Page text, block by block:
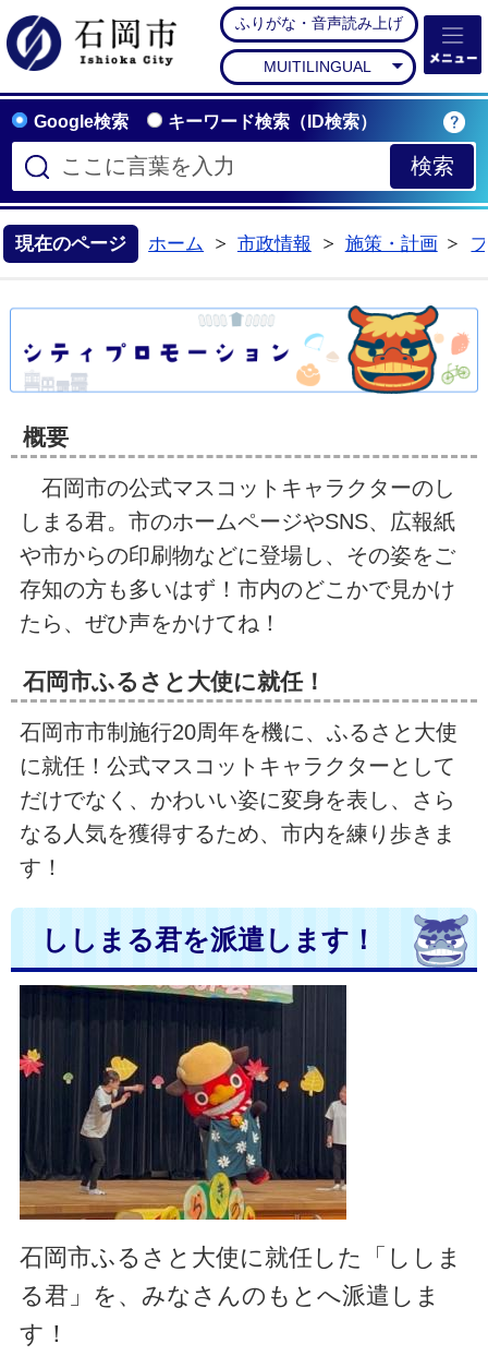
石岡市公式ホームペー
ふりがな・音声読み上げ
MUITILINGUAL
Google検索 キーワード検索（ID検索）
現在のページ ホーム 市政情報 施策・計画
概要
石岡市の公式マスコットキャラクターのし
しまる君。市のホームページやSNS、広報紙
や市からの印刷物などに登場し、その姿をご
存知の方も多いはず！市内のどこかで見かけ
たら、ぜひ声をかけてね！
石岡市ふるさと大使に就任！
石岡市市制施行20周年を機に、ふるさと大使
に就任！公式マスコットキャラクターとして
だけでなく、かわいい姿に変身を表し、さら
なる人気を獲得するため、市内を練り歩きま
す！
ししまる君を派遣します！
石岡市ふるさと大使に就任した「ししま
る君」を、みなさんのもとへ派遣しま
す！